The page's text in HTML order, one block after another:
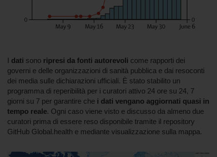
I dati sono ripresi da fonti autorevoli come rapporti dei
governi e delle organizzazioni di sanità pubblica e dai resoconti
dei media sulle dichiarazioni ufficiali. È stato stabilito un
programma di reperibilità per i curatori attivo 24 ore su 24, 7
giorni su 7 per garantire che i dati vengano aggiornati quasi in
tempo reale. Ogni caso viene visto e discusso da almeno due
curatori prima di essere reso disponibile tramite il repository
GitHub Global.health e mediante visualizzazione sulla mappa.